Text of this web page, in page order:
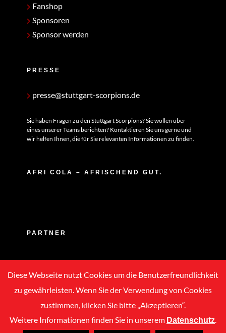
Fanshop
Sponsoren
Sponsor werden
PRESSE
presse@stuttgart-scorpions.de
Sie haben Fragen zu den Stuttgart Scorpions? Sie wollen über
eines unserer Teams berichten? Kontaktieren Sie uns gerne und
wir helfen Ihnen, die für Sie relevanten Informationen zu finden.
AFRI COLA – AFRISCHEND GUT.
PARTNER
Diese Webseite nutzt Cookies um die Benutzerfreundlichkeit
zu gewährleisten. Wenn Sie der Verwendung von Cookies
zustimmen, klicken Sie bitte „Akzeptieren“.
Weitere Informationen finden Sie in unserem Datenschutz.